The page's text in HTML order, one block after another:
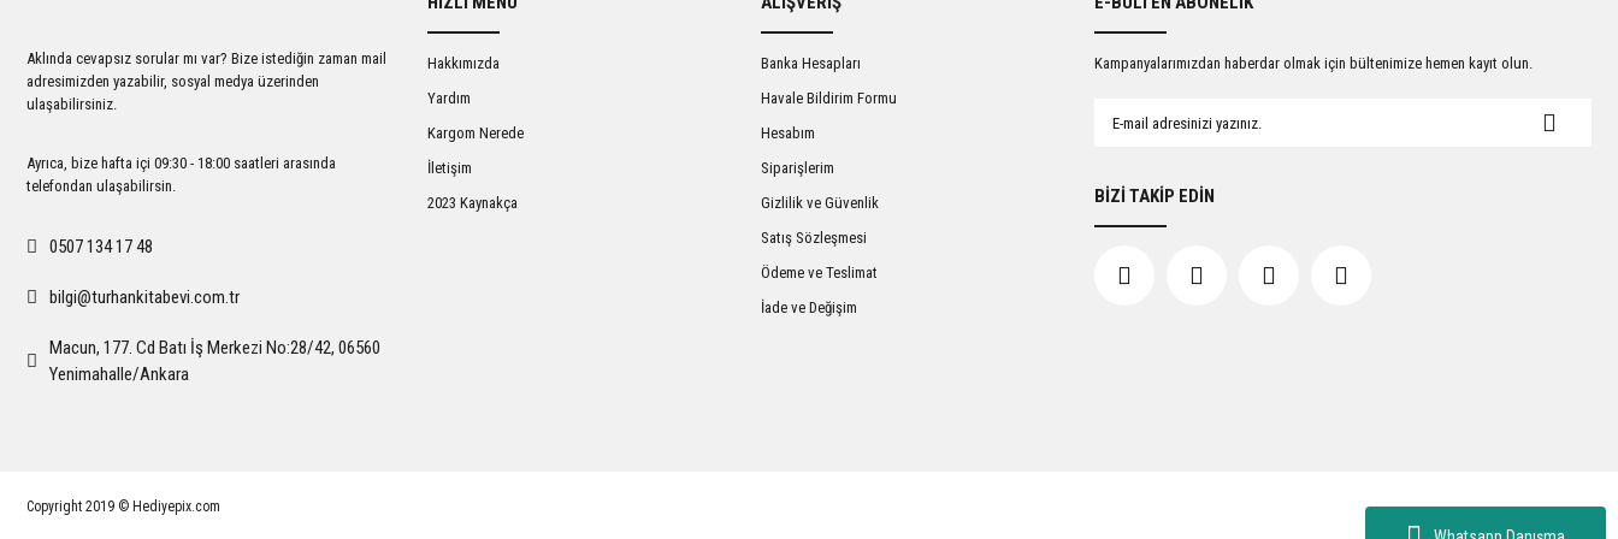
Ürün fiyatı diğer sitelerden daha pahalı.
Bu ürüne benzer farklı alternatifler olmalı.
Gönder
Aklında cevapsız sorular mı var? Bize istediğin zaman mail
adresimizden yazabilir, sosyal medya üzerinden
ulaşabilirsiniz.
Ayrıca, bize hafta içi 09:30 - 18:00 saatleri arasında
telefondan ulaşabilirsin.
0507 134 17 48
bilgi@turhankitabevi.com.tr
Macun, 177. Cd Batı İş Merkezi No:28/42, 06560
Yenimahalle/Ankara
Hakkımızda
Yardım
Kargom Nerede
İletişim
2023 Kaynakça
Banka Hesapları
Havale Bildirim Formu
Hesabım
Siparişlerim
Gizlilik ve Güvenlik
Satış Sözleşmesi
Ödeme ve Teslimat
İade ve Değişim
Kampanyalarımızdan haberdar olmak için bültenimize hemen kayıt olun.
BİZİ TAKİP EDİN
Copyright 2019 © Hediyepix.com